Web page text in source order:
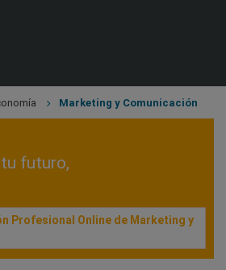
Marketing y Comunicación
futuro,
Profesional Online de Marketing y